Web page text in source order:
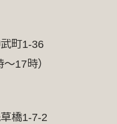
町1-36
17時）
橋1-7-2